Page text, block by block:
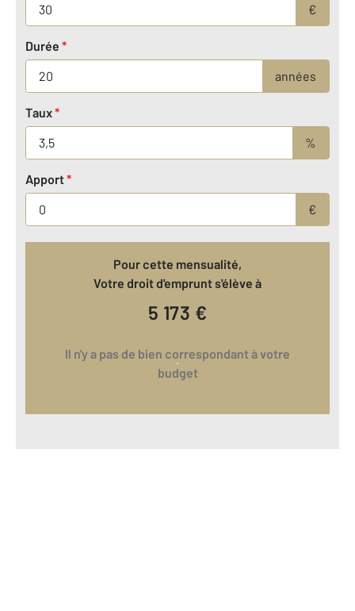
€
Durée *
années
Taux*
%
Apport*
€
Pour cette mensualité,
Votre droit d'emprunt s'élève à
5 173 €
Il n'y a pas de bien correspondant à votre
budget